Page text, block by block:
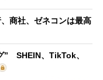
商社、ゼネコンは最高
” SHEIN、TikTok、